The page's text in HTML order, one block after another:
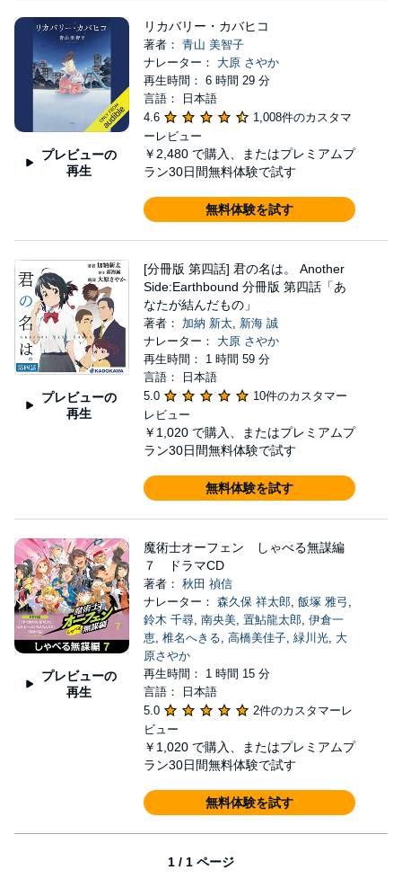
プレビューの
再生
リカバリー・カバヒコ
著者： 青山 美智子
ナレーター： 大原 さやか
再生時間： 6 時間 29 分
言語： 日本語
4.6
1,008件のカスタマ
ーレビュー
￥2,480 で購入、またはプレミアムプ
ラン30日間無料体験で試す
無料体験を試す
プレビューの
再生
[分冊版 第四話] 君の名は。 Another
Side:Earthbound 分冊版 第四話「あ
なたが結んだもの」
著者： 加納 新太, 新海 誠
ナレーター： 大原 さやか
再生時間： 1 時間 59 分
言語： 日本語
5.0
10件のカスタマー
レビュー
￥1,020 で購入、またはプレミアムプ
ラン30日間無料体験で試す
無料体験を試す
プレビューの
再生
魔術士オーフェン しゃべる無謀編
７ ドラマCD
著者： 秋田 禎信
ナレーター： 森久保 祥太郎, 飯塚 雅弓 ,
鈴木 千尋, 南央美, 置鮎龍太郎, 伊倉一
恵, 椎名へきる, 高橋美佳子, 緑川光, 大
原さやか
再生時間： 1 時間 15 分
言語： 日本語
5.0
2件のカスタマーレ
ビュー
￥1,020 で購入、またはプレミアムプ
ラン30日間無料体験で試す
無料体験を試す
1 / 1 ページ